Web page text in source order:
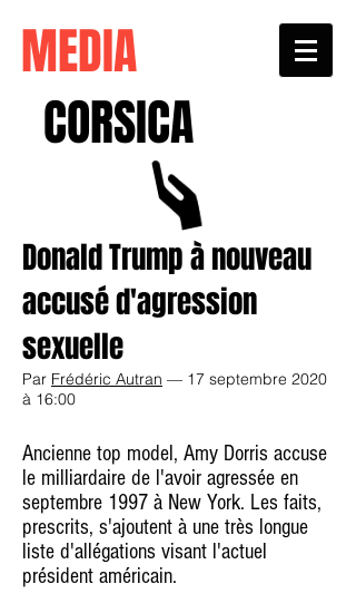
MEDIA
CORSICA
Donald Trump à nouveau
accusé d'agression
sexuelle
Par Frédéric Autran — 17 septembre 2020
à 16:00
Ancienne top model, Amy Dorris accuse
le milliardaire de l'avoir agressée en
septembre 1997 à New York. Les faits,
prescrits, s'ajoutent à une très longue
liste d'allégations visant l'actuel
président américain.​